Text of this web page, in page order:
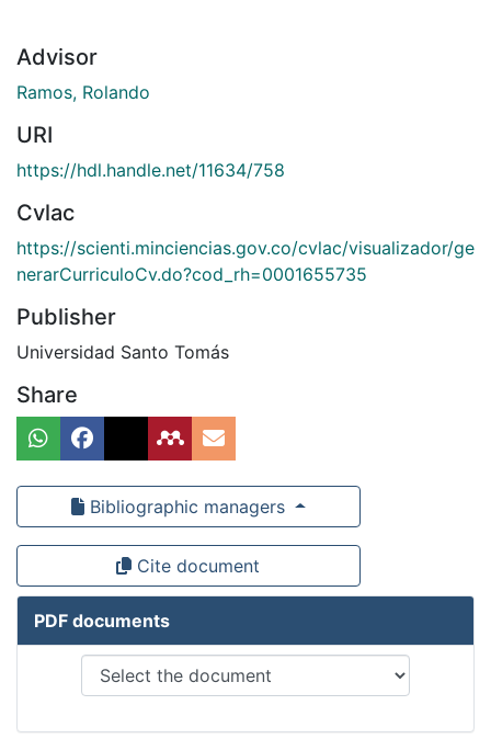
Advisor
Ramos, Rolando
URI
https://hdl.handle.net/11634/758
Cvlac
https://scienti.minciencias.gov.co/cvlac/visualizador/ge
nerarCurriculoCv.do?cod_rh=0001655735
Publisher
Universidad Santo Tomás
Share
Bibliographic managers
Cite document
PDF documents